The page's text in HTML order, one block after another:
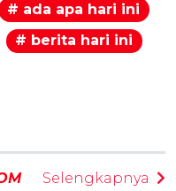
# ada apa hari ini
# berita hari ini
Selengkapnya